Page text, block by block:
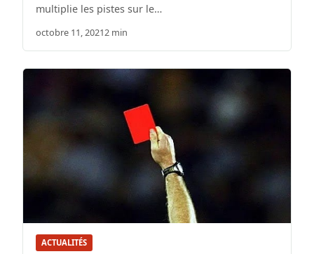
multiplie les pistes sur le…
octobre 11, 20212 min
ACTUALITÉS